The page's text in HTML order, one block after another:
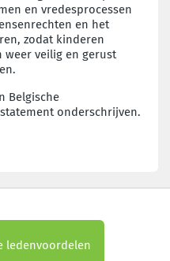
en vredesprocessen
en het
zodat kinderen
veilig en gerust
Belgische
onderschrijven.
ledenvoordelen